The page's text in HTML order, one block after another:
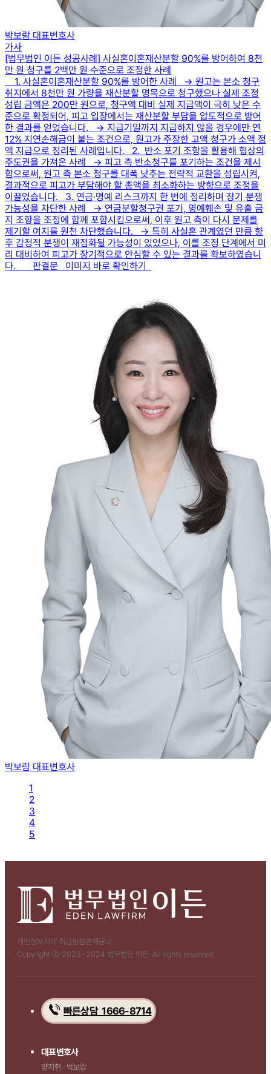
박보람 대표변호사
가사
[법무법인 이든 성공사례] 사실혼이혼재산분할 90%를 방어하여 8천
만 원 청구를 2백만 원 수준으로 조정한 사례
1. 사실혼이혼재산분할 90%를 방어한 사례 → 원고는 본소 청구
취지에서 8천만 원 가량을 재산분할 명목으로 청구했으나 실제 조정
성립 금액은 200만 원으로, 청구액 대비 실제 지급액이 극히 낮은 수
준으로 확정되어, 피고 입장에서는 재산분할 부담을 압도적으로 방어
한 결과를 얻었습니다. → 지급기일까지 지급하지 않을 경우에만 연
12% 지연손해금이 붙는 조건으로, 원고가 주장한 고액 청구가 소액 정
액 지급으로 정리된 사례입니다. 2. 반소 포기 조항을 활용해 협상의
주도권을 가져온 사례 → 피고 측 반소청구를 포기하는 조건을 제시
함으로써, 원고 측 본소 청구를 대폭 낮추는 전략적 교환을 성립시켜,
결과적으로 피고가 부담해야 할 총액을 최소화하는 방향으로 조정을
이끌었습니다. 3. 연금·명예 리스크까지 한 번에 정리하며 장기 분쟁
가능성을 차단한 사례 → 연금분할청구권 포기, 명예훼손 및 유출 금
지 조항을 조정에 함께 포함시킴으로써, 이후 원고 측이 다시 문제를
제기할 여지를 원천 차단했습니다. → 특히 사실혼 관계였던 만큼 향
후 감정적 분쟁이 재점화될 가능성이 있었으나, 이를 조정 단계에서 미
리 대비하여 피고가 장기적으로 안심할 수 있는 결과를 확보하였습니
다. 판결문 이미지 바로 확인하기
박보람 대표변호사
1
2
3
4
5
개인정보처리 취급방침 면책공고
Copyright ⓒ 2023~2024 법무법인 이든. All rights reserved.
빠른상담 1666-8714
대표변호사
양지현 · 박보람